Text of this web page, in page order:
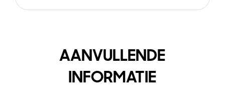
AANVULLENDE
INFORMATIE